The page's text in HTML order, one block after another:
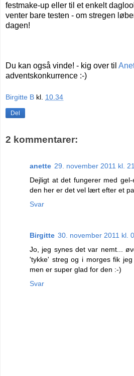
festmake-up eller til et enkelt
venter bare testen - om stregen
dagen!
Du kan også vinde! - kig over til
adventskonkurrence :-)
Birgitte B kl. 10.34
Del
2 kommentarer:
anette 29. november 2011 kl.
Dejligt at det fungerer med
den her er det vel lært efter et
Svar
Birgitte 30. november 2011 kl.
Jo, jeg synes det var nemt...
'tykke' streg og i morges fik
men er super glad for den :-)
Svar